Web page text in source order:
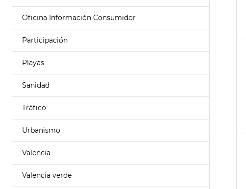
Oficina Información Consumidor
Participación
Playas
Sanidad
Tráfico
Urbanismo
Valencia
Valencia verde